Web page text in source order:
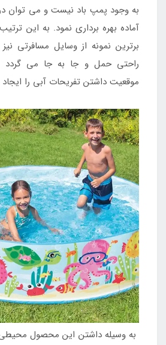
به وجود پمپ باد نیست و می توان
آماده بهره برداری نمود. به این
برترین نمونه از وسایل مسافرتی
راحتی حمل و جا به جا می گردد و
موقعیت داشتن تفریحات آبی را
به وسیله داشتن این محصول